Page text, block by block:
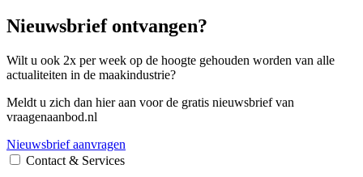
Nieuwsbrief ontvangen?
Wilt u ook 2x per week op de hoogte gehouden worden van alle
actualiteiten in de maakindustrie?
Meldt u zich dan hier aan voor de gratis nieuwsbrief van
vraagenaanbod.nl
Nieuwsbrief aanvragen
Contact & Services